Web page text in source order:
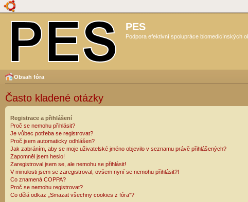
PES
Podpora efektivní spolupráce biomedicínských
Obsah fóra
Často kladené otázky
Registrace a přihlášení
Proč se nemohu přihlásit?
Je vůbec potřeba se registrovat?
Proč jsem automaticky odhlášen?
Jak zabráním, aby se moje uživatelské jméno objevilo v seznamu právě přihlášených?
Zapomněl jsem heslo!
Zaregistroval jsem se, ale nemohu se přihlásit!
V minulosti jsem se zaregistroval, ovšem nyní se nemohu přihlásit?!
Co znamená COPPA?
Proč se nemohu registrovat?
Co dělá odkaz „Smazat všechny cookies z fóra“?